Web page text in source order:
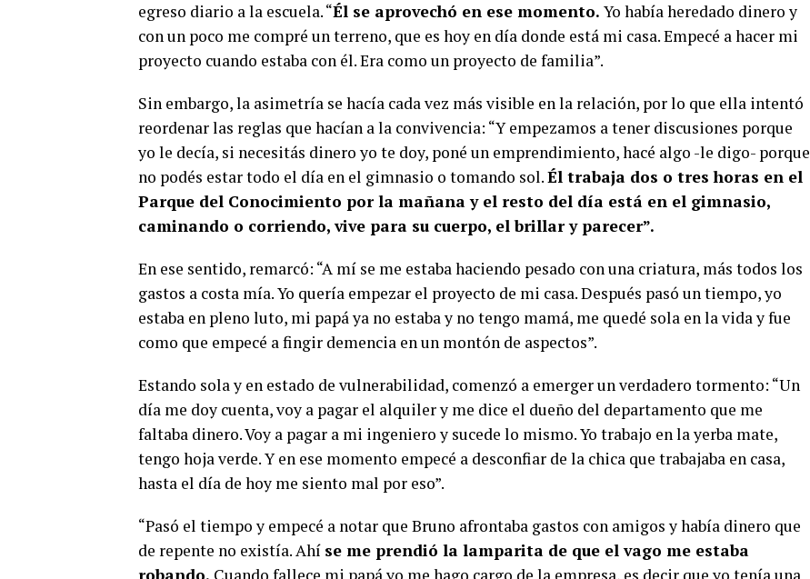
egreso diario a la escuela. “Él se aprovechó en ese momento. Yo había heredado dinero y
con un poco me compré un terreno, que es hoy en día donde está mi casa. Empecé a hacer mi
proyecto cuando estaba con él. Era como un proyecto de familia”.
Sin embargo, la asimetría se hacía cada vez más visible en la relación, por lo que ella intentó
reordenar las reglas que hacían a la convivencia: “Y empezamos a tener discusiones porque
yo le decía, si necesitás dinero yo te doy, poné un emprendimiento, hacé algo -le digo- porque
no podés estar todo el día en el gimnasio o tomando sol.Él trabaja dos o tres horas en el
Parque del Conocimiento por la mañana y el resto del día está en el gimnasio,
caminando o corriendo, vive para su cuerpo, el brillar y parecer”.
En ese sentido, remarcó: “A mí se me estaba haciendo pesado con una criatura, más todos los
gastos a costa mía. Yo quería empezar el proyecto de mi casa. Después pasó un tiempo, yo
estaba en pleno luto, mi papá ya no estaba y no tengo mamá, me quedé sola en la vida y fue
como que empecé a fingir demencia en un montón de aspectos”.
Estando sola y en estado de vulnerabilidad, comenzó a emerger un verdadero tormento: “Un
día me doy cuenta, voy a pagar el alquiler y me dice el dueño del departamento que me
faltaba dinero. Voy a pagar a mi ingeniero y sucede lo mismo. Yo trabajo en la yerba mate,
tengo hoja verde. Y en ese momento empecé a desconfiar de la chica que trabajaba en casa,
hasta el día de hoy me siento mal por eso”.
“Pasó el tiempo y empecé a notar que Bruno afrontaba gastos con amigos y había dinero que
de repente no existía. Ahí se me prendió la lamparita de que el vago me estaba